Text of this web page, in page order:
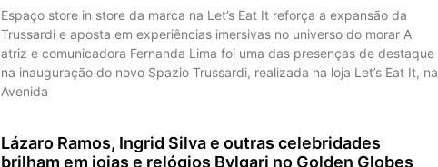
Espaço store in store da marca na Let’s Eat It reforça a expansão da
Trussardi e aposta em experiências imersivas no universo do morar A
atriz e comunicadora Fernanda Lima foi uma das presenças de destaque
na inauguração do novo Spazio Trussardi, realizada na loja Let’s Eat It, na
Avenida
Lázaro Ramos, Ingrid Silva e outras celebridades
brilham em joias e relógios Bvlgari no Golden Globes